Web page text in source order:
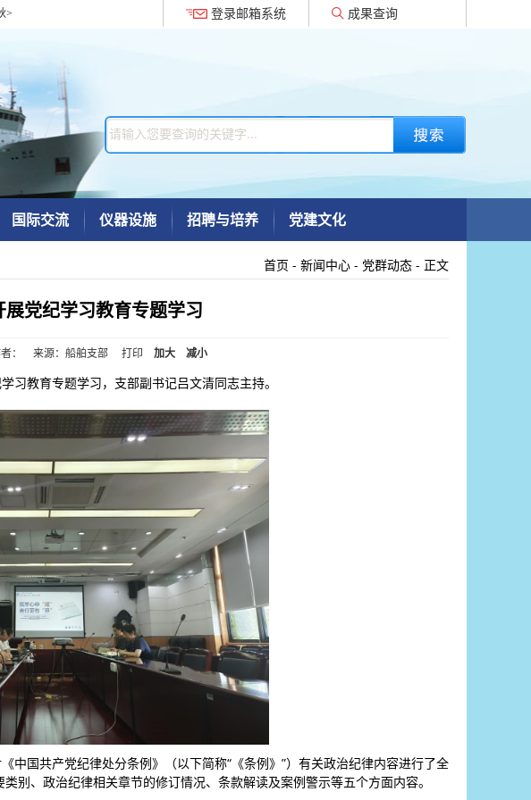
> 登录邮箱系统 成果查询
国际交流 仪器设施 招聘与培养 党建文化
首页 - 新闻中心 - 党群动态 - 正文
党纪学习教育专题学习
： 来源：船舶支部 打印 加大 减小
习教育专题学习，支部副书记吕文清同志主持。
中国共产党纪律处分条例》（以下简称“《条例》”）有关政治纪律内容进行了全
别、政治纪律相关章节的修订情况、条款解读及案例警示等五个方面内容。